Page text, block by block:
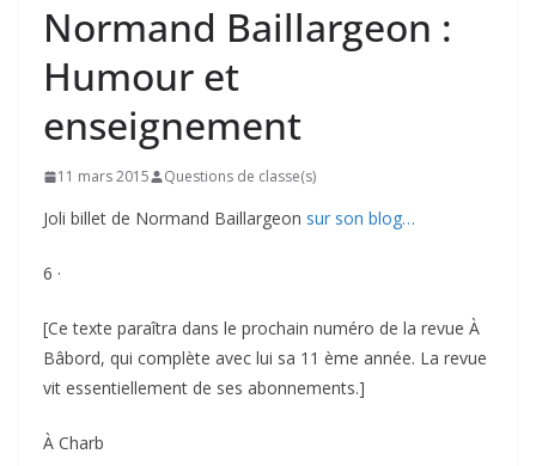
Normand Baillargeon :
Humour et
enseignement
11 mars 2015 Questions de classe(s)
Joli billet de Normand Baillargeon sur son blog…
6 ·
[Ce texte paraîtra dans le prochain numéro de la revue À
Bâbord, qui complète avec lui sa 11 ème année. La revue
vit essentiellement de ses abonnements.]
À Charb